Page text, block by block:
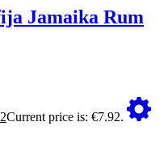
Jamaika Rum
Current price is: €7.92.